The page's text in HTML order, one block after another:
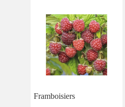
Framboisiers